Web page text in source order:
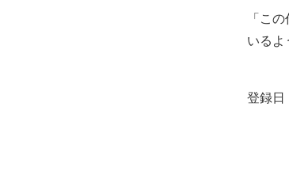
「こ
いるよ
登録日